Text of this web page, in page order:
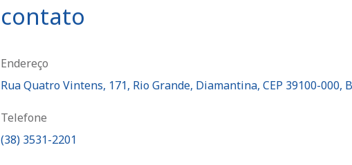
contato
Endereço
Rua Quatro Vintens, 171, Rio Grande, Diamantina, CEP 39100-000,
Telefone
(38) 3531-2201